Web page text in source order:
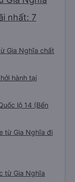
nhất: 7
Gia Nghĩa chất
hành tại
lộ 14 (Bến
từ Gia Nghĩa đi
từ Gia Nghĩa